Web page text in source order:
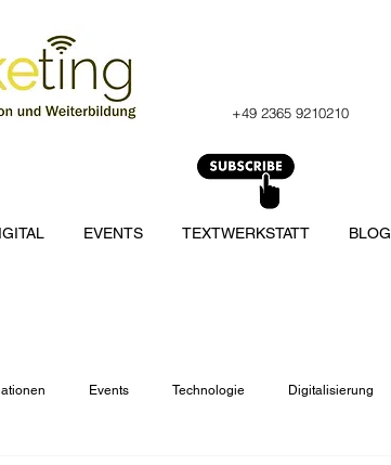
+49 2365 9210210
Events Technologie Digitalisierung
EVENTS TEXTWERKSTATT BLOG